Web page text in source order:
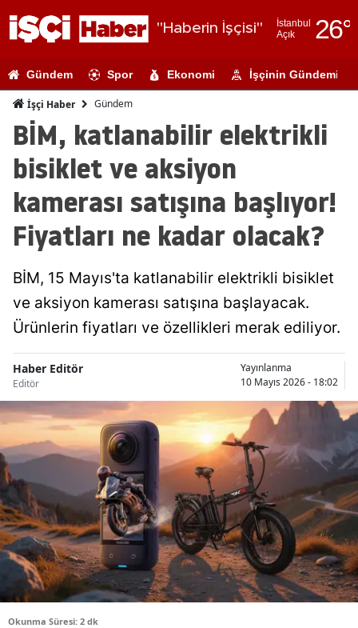
"Haberin İşçisi"
İstanbul
Açık
26°
Adıyaman
Ağrı
Ankara
Antalya
Artvin
Aydın
Bilecik
Bingöl
Bitlis
Burdur
Bursa
Çanakkale
Çankırı
Gündem Spor Ekonomi İşçinin Gündemi
İşçi Haber Gündem
BİM, katlanabilir elektrikli
bisiklet ve aksiyon
kamerası satışına başlıyor!
Fiyatları ne kadar olacak?
BİM, 15 Mayıs'ta katlanabilir elektrikli bisiklet
ve aksiyon kamerası satışına başlayacak.
Ürünlerin fiyatları ve özellikleri merak ediliyor.
Haber Editör
Editör
Yayınlanma
10 Mayıs 2026 - 18:02
Okunma Süresi: 2 dk